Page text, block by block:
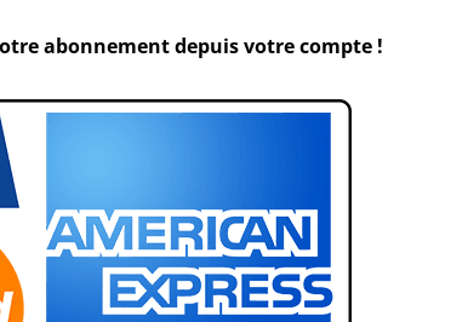
abonnement depuis votre compte !